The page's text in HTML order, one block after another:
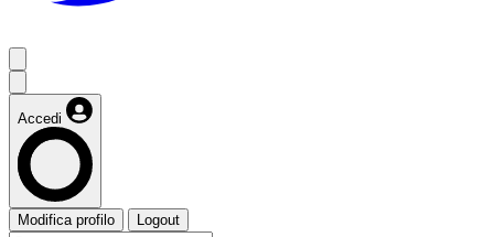
Accedi
Modifica profilo Logout